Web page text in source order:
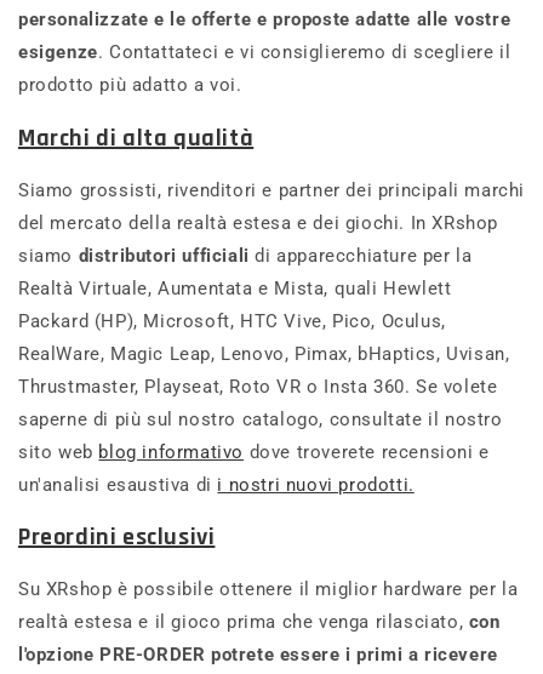
personalizzate e le offerte e proposte adatte alle vostre
esigenze. Contattateci e vi consiglieremo di scegliere il
prodotto più adatto a voi.
Marchi di alta qualità
Siamo grossisti, rivenditori e partner dei principali marchi
del mercato della realtà estesa e dei giochi. In XRshop
siamo distributori ufficiali di apparecchiature per la
Realtà Virtuale, Aumentata e Mista, quali Hewlett
Packard (HP), Microsoft, HTC Vive, Pico, Oculus,
RealWare, Magic Leap, Lenovo, Pimax, bHaptics, Uvisan,
Thrustmaster, Playseat, Roto VR o Insta 360. Se volete
saperne di più sul nostro catalogo, consultate il nostro
sito web blog informativo dove troverete recensioni e
un'analisi esaustiva di i nostri nuovi prodotti.
Preordini esclusivi
Su XRshop è possibile ottenere il miglior hardware per la
realtà estesa e il gioco prima che venga rilasciato, con
l'opzione PRE-ORDER potrete essere i primi a ricevere